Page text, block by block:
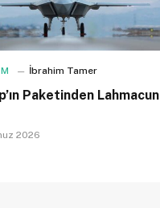
İbrahim Tamer
Paketinden Lahmacun
2026